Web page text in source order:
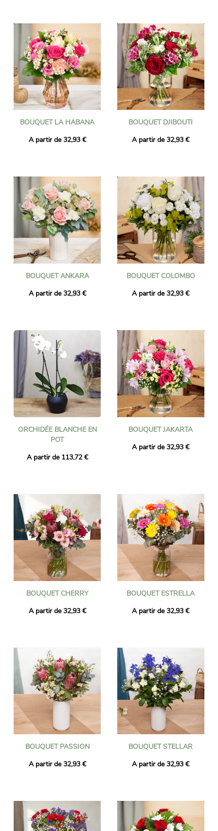
BOUQUET LA HABANA
A partir de 32,93 €
BOUQUET DJIBOUTI
A partir de 32,93 €
BOUQUET ANKARA
A partir de 32,93 €
BOUQUET COLOMBO
A partir de 32,93 €
ORCHIDÉE BLANCHE EN
POT
A partir de 113,72 €
BOUQUET JAKARTA
A partir de 32,93 €
BOUQUET CHERRY
A partir de 32,93 €
BOUQUET ESTRELLA
A partir de 32,93 €
BOUQUET PASSION
A partir de 32,93 €
BOUQUET STELLAR
A partir de 32,93 €